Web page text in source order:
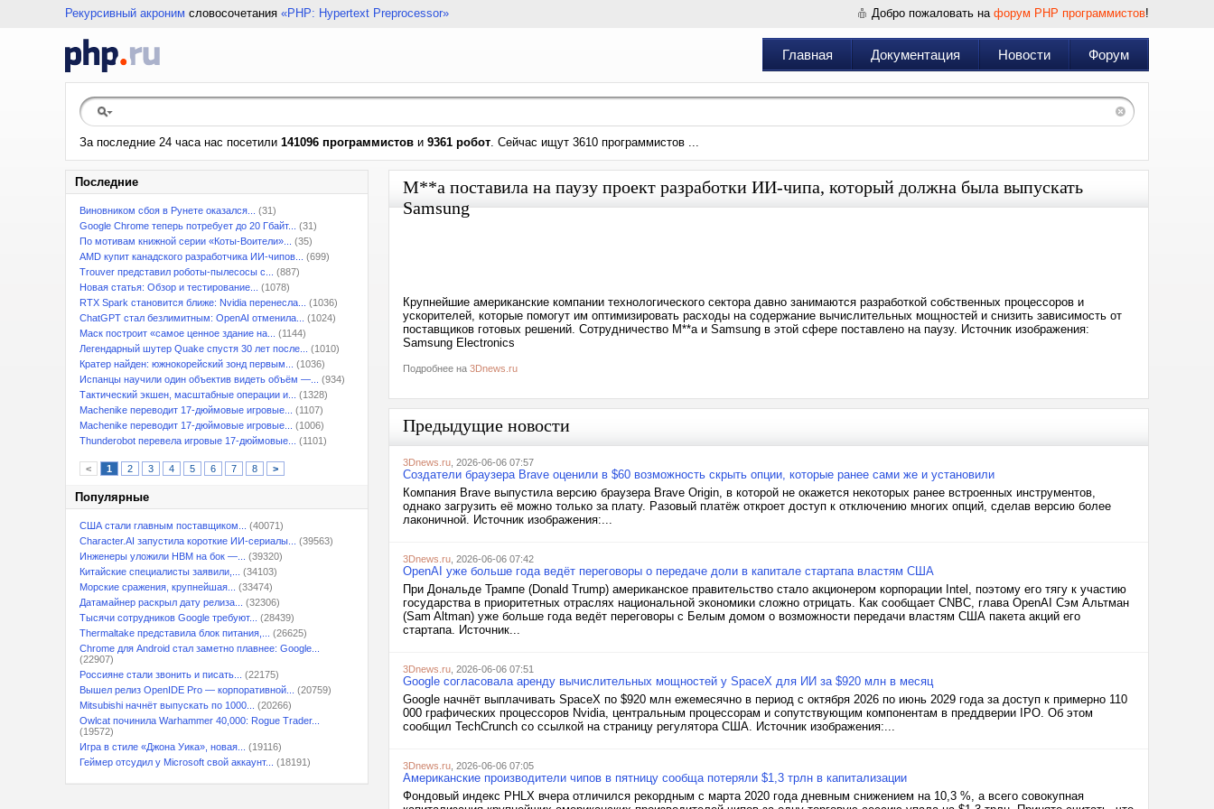
Рекурсивный акроним словосочетания «PHP: Hypertext Preprocessor» Добро пожаловать на форум PHP программистов!
Главная Документация Новости Форум
За последние 24 часа нас посетили 141096 программистов и 9361 робот. Сейчас ищут 3610 программистов ...
Последние
Виновником сбоя в Рунете оказался...
(31)
Google Chrome теперь потребует до 20 Гбайт...
(31)
По мотивам книжной серии «Коты-Воители»...
(35)
AMD купит канадского разработчика ИИ-чипов...
(699)
Trouver представил роботы-пылесосы с...
(887)
Новая статья: Обзор и тестирование...
(1078)
RTX Spark становится ближе: Nvidia перенесла...
(1036)
ChatGPT стал безлимитным: OpenAI отменила...
(1024)
Маск построит «самое ценное здание на...
(1144)
Легендарный шутер Quake спустя 30 лет после...
(1010)
Кратер найден: южнокорейский зонд первым...
(1036)
Испанцы научили один объектив видеть объём —...
(934)
Тактический экшен, масштабные операции и...
(1328)
Machenike переводит 17-дюймовые игровые...
(1107)
Machenike переводит 17-дюймовые игровые...
(1006)
Thunderobot перевела игровые 17-дюймовые...
(1101)
< 1 2 3 4 5 6 7 8 >
Популярные
США стали главным поставщиком...
(40071)
Character.AI запустила короткие ИИ-сериалы...
(39563)
Инженеры уложили HBM на бок —...
(39320)
Китайские специалисты заявили,...
(34103)
Морские сражения, крупнейшая...
(33474)
Датамайнер раскрыл дату релиза...
(32306)
Тысячи сотрудников Google требуют...
(28439)
Thermaltake представила блок питания,...
(26625)
Chrome для Android стал заметно плавнее: Google...
(22907)
Россияне стали звонить и писать...
(22175)
Вышел релиз OpenIDE Pro — корпоративной...
(20759)
Mitsubishi начнёт выпускать по 1000...
(20266)
Owlcat починила Warhammer 40,000: Rogue Trader...
(19572)
Игра в стиле «Джона Уика», новая...
(19116)
Геймер отсудил у Microsoft свой аккаунт...
(18191)
M**a поставила на паузу проект разработки ИИ-чипа, который должна была выпускать
Samsung
Крупнейшие американские компании технологического сектора давно занимаются разработкой собственных процессоров и
ускорителей, которые помогут им оптимизировать расходы на содержание вычислительных мощностей и снизить зависимость от
поставщиков готовых решений. Сотрудничество M**a и Samsung в этой сфере поставлено на паузу. Источник изображения:
Samsung Electronics
Подробнее на 3Dnews.ru
Предыдущие новости
3Dnews.ru , 2026-06-06 07:57
Создатели браузера Brave оценили в $60 возможность скрыть опции, которые ранее сами же и установили
Компания Brave выпустила версию браузера Brave Origin, в которой не окажется некоторых ранее встроенных инструментов,
однако загрузить её можно только за плату. Разовый платёж откроет доступ к отключению многих опций, сделав версию более
лаконичной. Источник изображения:...
3Dnews.ru , 2026-06-06 07:42
OpenAI уже больше года ведёт переговоры о передаче доли в капитале стартапа властям США
При Дональде Трампе (Donald Trump) американское правительство стало акционером корпорации Intel, поэтому его тягу к участию
государства в приоритетных отраслях национальной экономики сложно отрицать. Как сообщает CNBC, глава OpenAI Сэм Альтман
(Sam Altman) уже больше года ведёт переговоры с Белым домом о возможности передачи властям США пакета акций его
стартапа. Источник...
3Dnews.ru , 2026-06-06 07:51
Google согласовала аренду вычислительных мощностей у SpaceX для ИИ за $920 млн в месяц
Google начнёт выплачивать SpaceX по $920 млн ежемесячно в период с октября 2026 по июнь 2029 года за доступ к примерно 110
000 графических процессоров Nvidia, центральным процессорам и сопутствующим компонентам в преддверии IPO. Об этом
сообщил TechCrunch со ссылкой на страницу регулятора США. Источник изображения:...
3Dnews.ru , 2026-06-06 07:05
Американские производители чипов в пятницу сообща потеряли $1,3 трлн в капитализации
Фондовый индекс PHLX вчера отличился рекордным с марта 2020 года дневным снижением на 10,3 %, а всего совокупная